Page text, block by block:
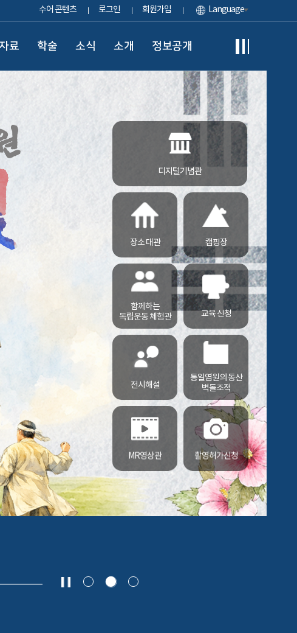
수어 콘텐츠 로그인 회원가입 Language
료 학술 소식 소개 정보공개
디지털기념관
장소 대관 캠핑장
함께하는
독립운동 체험관
교육 신청
전시해설
통일염원의 동산
벽돌조적
MR영상관 촬영허가신청